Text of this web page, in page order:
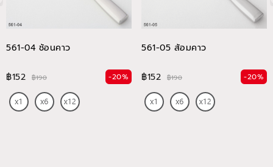
561-04 ช้อนคาว
฿152 ฿190 -20%
561-05 ส้อมคาว
฿152 ฿190 -20%